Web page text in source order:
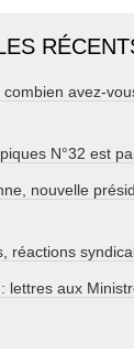
avez-
N°32 est
nouvelle
réactions
lettres aux